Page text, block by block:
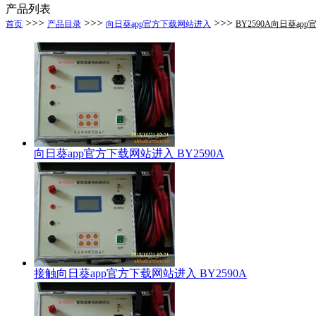
产品列表
首页 >>> 产品目录 >>> 向日葵app官方下载网站进入 >>> BY2590A向日葵app
向日葵app官方下载网站进入 BY2590A
接触向日葵app官方下载网站进入 BY2590A